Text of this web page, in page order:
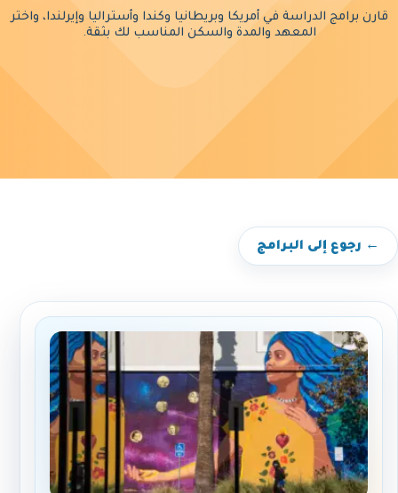
قارن برامج الدراسة في أمريكا وبريطانيا وكندا وأستراليا وإيرلندا، واختر
المعهد والمدة والسكن المناسب لك بثقة.
← رجوع إلى البرامج